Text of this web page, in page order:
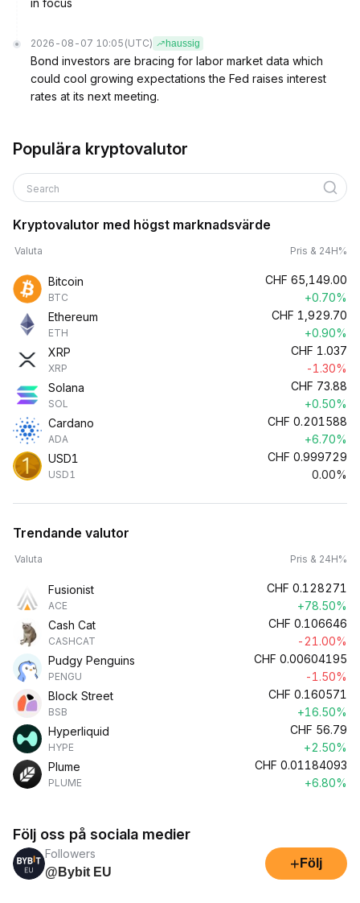
in focus
2026-08-07 10:05 (UTC) haussig
Bond investors are bracing for labor market data which
could cool growing expectations the Fed raises interest
rates at its next meeting.
Populära kryptovalutor
Search
Kryptovalutor med högst marknadsvärde
Valuta Pris & 24H%
Bitcoin
BTC
CHF 65,149.00
+0.70%
Ethereum
ETH
CHF 1,929.70
+0.90%
XRP
XRP
CHF 1.037
-1.30%
Solana
SOL
CHF 73.88
+0.50%
Cardano
ADA
CHF 0.201588
+6.70%
USD1
USD1
CHF 0.999729
0.00%
Trendande valutor
Valuta Pris & 24H%
Fusionist
ACE
CHF 0.128271
+78.50%
Cash Cat
CASHCAT
CHF 0.106646
-21.00%
Pudgy Penguins
PENGU
CHF 0.00604195
-1.50%
Block Street
BSB
CHF 0.160571
+16.50%
Hyperliquid
HYPE
CHF 56.79
+2.50%
Plume
PLUME
CHF 0.01184093
+6.80%
Följ oss på sociala medier
Followers
@Bybit EU
+ Följ